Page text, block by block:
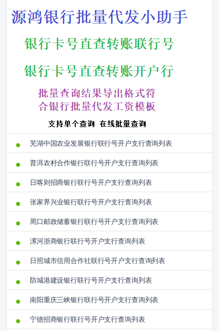
芜湖中国农业发展银行联行号开户支行查询列表
普洱农村合作银行联行号开户支行查询列表
日喀则招商银行联行号开户支行查询列表
张家界兴业银行联行号开户支行查询列表
周口邮政储蓄银行联行号开户支行查询列表
漯河浙商银行联行号开户支行查询列表
日照城市信用合作社联行号开户支行查询列表
防城港建设银行联行号开户支行查询列表
南阳重庆三峡银行联行号开户支行查询列表
宁德招商银行联行号开户支行查询列表